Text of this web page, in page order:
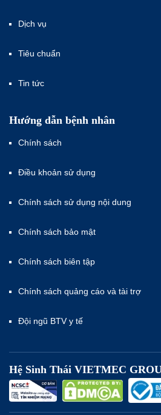
Dịch vụ
Tiêu chuẩn
Tin tức
Hướng dẫn bệnh nhân
Chính sách
Điều khoản sử dụng
Chính sách sử dụng nội dung
Chính sách bảo mật
Chính sách biên tập
Chính sách quảng cáo và tài trợ
Đội ngũ BTV y tế
Hệ Sinh Thái VIETMEC